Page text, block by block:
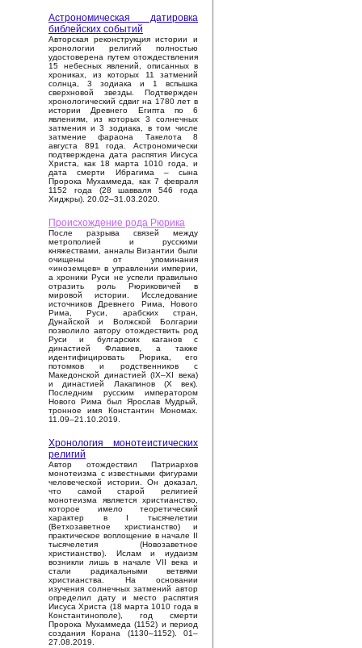
Астрономическая датировка
библейских событий
Авторская реконструкция истории и
хронологии религий полностью
удостоверена путем отождествления
15 небесных явлений, описанных в
хрониках, из которых 11 затмений
солнца, 3 зодиака и 1 вспышка
сверхновой звезды. Подтвержден
хронологический сдвиг на 1780 лет в
истории Древнего Египта по 6
явлениям, из которых 3 солнечных
затмения и 3 зодиака, в том числе
затмение фараона Такелота 8
августа 891 года. Астрономически
подтверждена дата распятия Иисуса
Христа, как 18 марта 1010 года, и
дата смерти Ибрагима – сына
Пророка Мухаммеда, как 7 февраля
1152 года (28 шавваля 546 года
Хиджры). 20.02–31.03.2020.
Происхождение рода Рюрика
После разрыва связей между
метрополией и русскими
княжествами, анналы Византии были
очищены от упоминания
«иноземцев» в управлении империи,
а хроники Руси не успели правильно
отразить роль Рюриковичей в
мировой истории. Исследование
источников Древнего Рима, Нового
Рима, Руси, арабских стран,
Дунайской и Волжской Болгарии
позволило автору отождествить род
Руси и булгарских каганов с
династией Флавиев, а также
идентифицировать Рюрика, его
потомков и родственников с
Македонской династией (IX–XI века)
и династией Лакапинов (X век).
Последним русским императором
Нового Рима был Ярослав Мудрый,
тронное имя Константин Мономах.
11.09–21.10.2019.
Хронология монотеистических
религий
Автор отождествил Патриархов
монотеизма с известными фигурами
человеческой истории. Он доказал,
что самой старой религией
монотеизма является христианство,
которое имело теоретический
характер в I тысячелетии
(Ветхозаветное христианство) и
практическое воплощение в начале II
тысячелетия (Новозаветное
христианство). Ислам и иудаизм
возникли лишь в начале VII века и
стали радикальными ветвями
христианства. На основании
изучения солнечных затмений автор
определил дату и место распятия
Иисуса Христа (18 марта 1010 года в
Константинополе), год смерти
Пророка Мухаммеда (1152) и период
создания Корана (1130–1152). 01–
27.08.2019.